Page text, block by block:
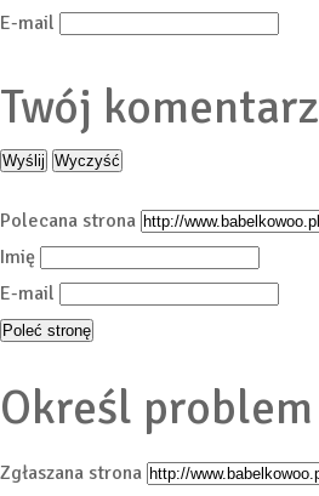
E-mail
Twój komentarz
Polecana strona
Imię
E-mail
Określ problem
Zgłaszana strona